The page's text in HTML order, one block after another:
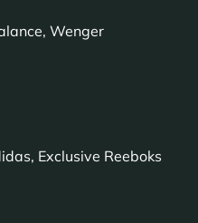
Wenger
Exclusive Reeboks